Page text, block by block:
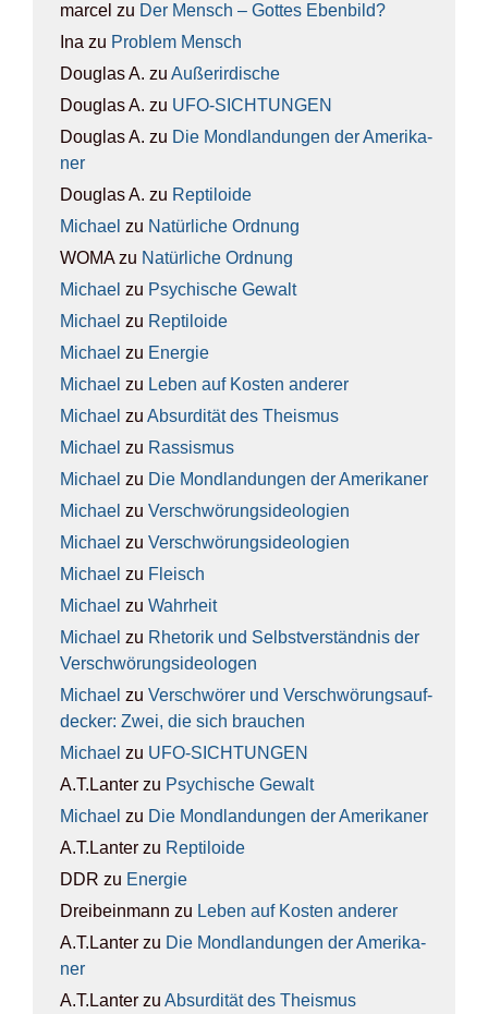
marcel zu Der Mensch – Got­tes Eben­bild?
Ina zu Pro­blem Mensch
Douglas A. zu Außer­ir­di­sche
Douglas A. zu UFO-SICH­TUN­GEN
Douglas A. zu Die Mond­lan­dun­gen der Ame­ri­ka­
ner
Douglas A. zu Rep­ti­lo­ide
Michael zu Natür­li­che Ord­nung
WOMAzu Natür­li­che Ord­nung
Michael zu Psy­chi­sche Gewalt
Michael zu Rep­ti­lo­ide
Michael zu Ener­gie
Michael zu Leben auf Kos­ten ande­rer
Michael zu Absur­di­tät des The­is­mus
Michael zu Ras­sis­mus
Michael zu Die Mond­lan­dun­gen der Ame­ri­ka­ner
Michael zu Ver­schwö­rungs­ideo­lo­gien
Michael zu Ver­schwö­rungs­ideo­lo­gien
Michael zu Fleisch
Michael zu Wahr­heit
Michael zu Rhe­to­rik und Selbst­ver­ständ­nis der
Ver­schwö­rungs­ideo­lo­gen
Michael zu Ver­schwö­rer und Ver­schwö­rungs­auf­
de­cker: Zwei, die sich brau­chen
Michael zu UFO-SICH­TUN­GEN
A.T.Lanter zu Psy­chi­sche Gewalt
Michael zu Die Mond­lan­dun­gen der Ame­ri­ka­ner
A.T.Lanter zu Rep­ti­lo­ide
DDR zu Ener­gie
Dreibeinmann zu Leben auf Kos­ten ande­rer
A.T.Lanter zu Die Mond­lan­dun­gen der Ame­ri­ka­
ner
A.T.Lanter zu Absur­di­tät des The­is­mus